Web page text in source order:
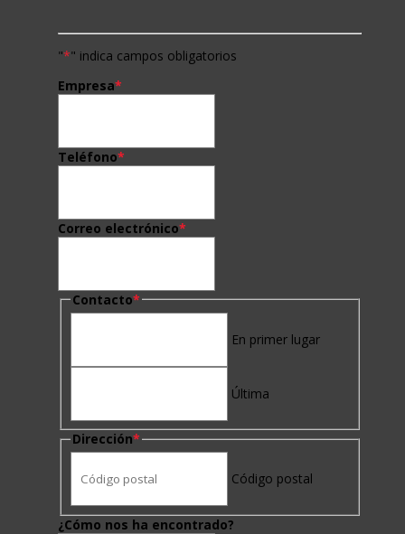
"*" indica campos obligatorios
Empresa*
Teléfono*
Correo electrónico*
Contacto*
En primer lugar
Última
Dirección*
Código postal
¿Cómo nos ha encontrado?